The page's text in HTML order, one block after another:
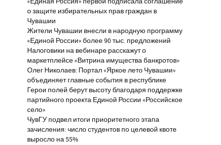
о защите избирательных прав граждан в
Чувашии
Жители Чувашии внесли в народную программу
«Единой России» более 90 тыс. предложений
Налоговики на вебинаре расскажут о
маркетплейсе «Витрина имущества банкротов»
Олег Николаев: Портал «Яркое лето Чувашии»
объединяет главные события в республике
Герои полей берут высоту благодаря поддержке
партийного проекта Единой России «Российское
село»
ЧувГУ подвел итоги приоритетного этапа
зачисления: число студентов по целевой квоте
выросло на 55%